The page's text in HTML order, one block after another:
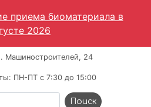
приема биоматериала в
2026
Машиностроителей, 24
ПН-ПТ c 7:30 до 15:00